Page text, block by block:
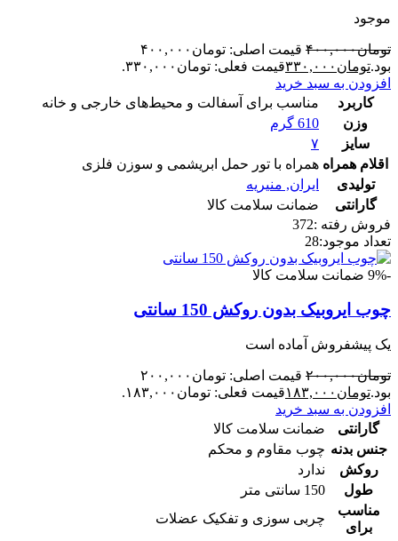
موجود
تومان۴۰۰,۰۰۰
قیمت اصلی: تومان۴۰۰,۰۰۰
بود.تومان ۳۳۰,۰۰۰قیمت فعلی: تومان۳۳۰,۰۰۰.
افزودن به سبد خرید
کاربرد
مناسب برای آسفالت و محیط‌های خارجی و خانه
وزن
610 گرم
سایز
۷
اقلام همراه همراه با تور حمل ابریشمی و سوزن فلزی
تولیدی
ایران, منیریه
گارانتی
ضمانت سلامت کالا
فروش رفته :372
تعداد موجود:28
-9% ضمانت سلامت کالا
چوب ایروبیک بدون روکش 150 سانتی
یک پیشفروش آماده است
تومان۲۰۰,۰۰۰
قیمت اصلی: تومان۲۰۰,۰۰۰
بود.تومان ۱۸۳,۰۰۰قیمت فعلی: تومان۱۸۳,۰۰۰.
افزودن به سبد خرید
گارانتی
ضمانت سلامت کالا
جنس بدنه چوب مقاوم و محکم
روکش
ندارد
طول
150 سانتی متر
مناسب
برای
چربی سوزی و تفکیک عضلات